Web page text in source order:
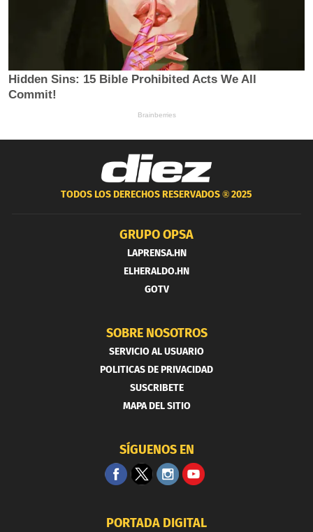
TODOS LOS DERECHOS RESERVADOS ®2025
GRUPO OPSA
LAPRENSA.HN
ELHERALDO.HN
GOTV
SOBRE NOSOTROS
SERVICIO AL USUARIO
POLITICAS DE PRIVACIDAD
SUSCRIBETE
MAPA DEL SITIO
SÍGUENOS EN
PORTADA DIGITAL